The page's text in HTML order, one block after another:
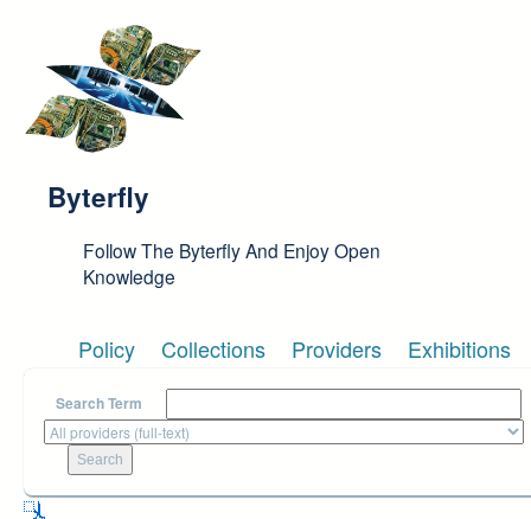
Byterfly
Follow The Byterfly And Enjoy Open
Knowledge
Policy Collections Providers Exhibitions
Search Term